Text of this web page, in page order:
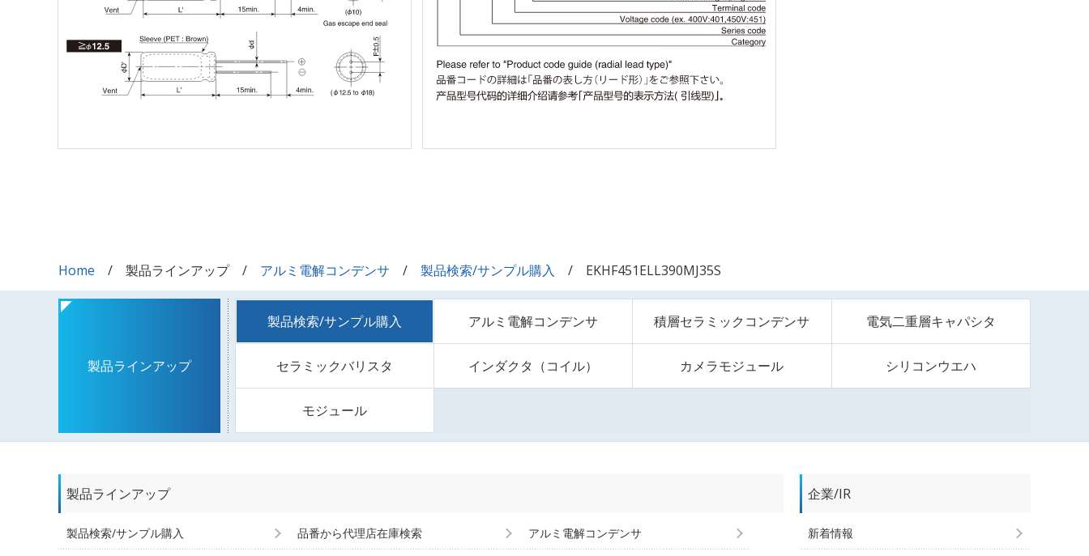
Home 製品ラインアップ アルミ電解コンデンサ 製品検索/サンプル購入 EKHF451ELL390MJ35S
製品ラインアップ
製品検索/サンプル購入 アルミ電解コンデンサ 積層セラミックコンデンサ 電気二重層キャパシタ
セラミックバリスタ インダクタ（コイル） カメラモジュール シリコンウエハ
モジュール
製品ラインアップ
製品検索/サンプル購入 品番から代理店在庫検索 アルミ電解コンデンサ
企業/IR
新着情報